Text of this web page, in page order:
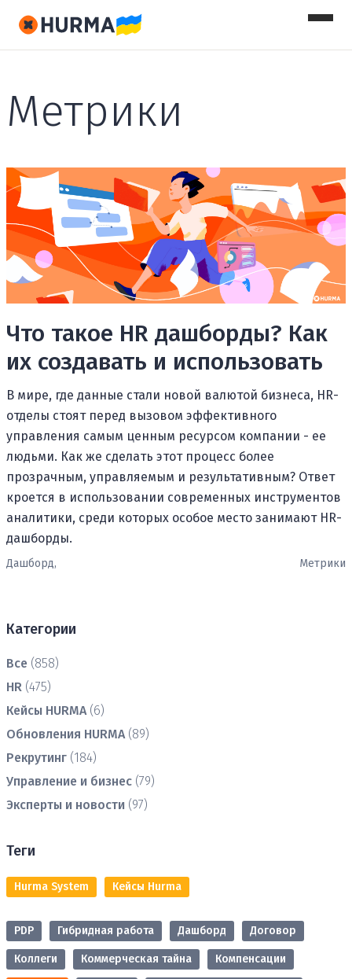
Метрики
Что такое HR дашборды? Как
их создавать и использовать
В мире, где данные стали новой валютой бизнеса, HR-
отделы стоят перед вызовом эффективного
управления самым ценным ресурсом компании - ее
людьми. Как же сделать этот процесс более
прозрачным, управляемым и результативным? Ответ
кроется в использовании современных инструментов
аналитики, среди которых особое место занимают HR-
дашборды.
Дашборд, Метрики
Категории
Все (858)
HR (475)
Кейсы HURMA (6)
Обновления HURMA (89)
Рекрутинг (184)
Управление и бизнес (79)
Эксперты и новости (97)
Теги
Hurma System Кейсы Hurma
PDP Гибридная работа Дашборд Договор
Коллеги Коммерческая тайна Компенсации